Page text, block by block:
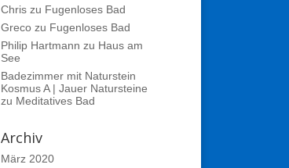
Chriszu Fugenloses Bad
Grecozu Fugenloses Bad
Philip Hartmann zu Haus am
See
Badezimmer mit Naturstein
Kosmus A | Jauer Natursteine
zu Meditatives Bad
Archiv
März 2020